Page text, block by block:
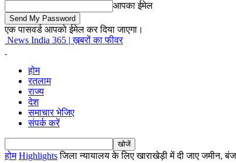
आपका ईमेल
एक पासवर्ड आपको ईमेल कर दिया जाएगा।
News India 365 | ख़बरों का फीवर
होम
रतलाम
राज्य
देश
समाचार भेजिए
संपर्क करें
होम Highlights जिला न्यायालय के लिए खाराखेड़ी में दी जाए जमीन,